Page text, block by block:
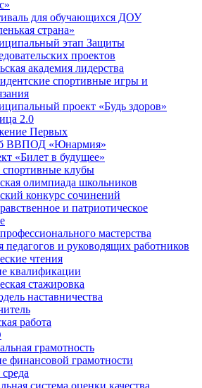
для обучающихся ДОУ
страна»
этап Защиты
проектов
академия лидерства
спортивные игры и
проект «Будь здоров»
2.0
Первых
ВВПОД «Юнармия»
«Билет в будущее»
клубы
олимпиада школьников
конкурс сочинений
и патриотическое
мастерства
педагогов и руководящих работников
чтения
квалификации
стажировка
наставничества
работа
грамотность
финансовой грамотности
система оценки качества